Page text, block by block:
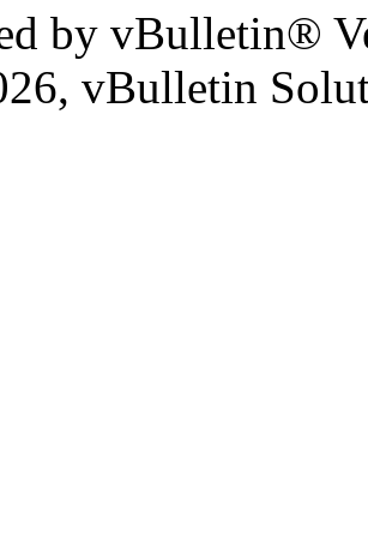
by vBulletin®
vBulletin